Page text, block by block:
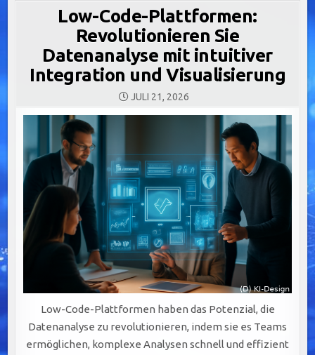
Low-Code-Plattformen:
Revolutionieren Sie
Datenanalyse mit intuitiver
Integration und Visualisierung
JULI 21, 2026
Low-Code-Plattformen haben das Potenzial, die
Datenanalyse zu revolutionieren, indem sie es Teams
ermöglichen, komplexe Analysen schnell und effizient